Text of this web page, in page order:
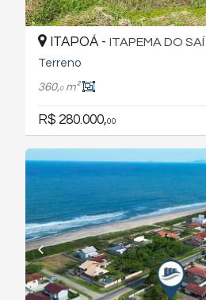
ITAPOÁ - ITAPEMA DO SAÍ
Terreno
360,0m²
R$ 280.000,00